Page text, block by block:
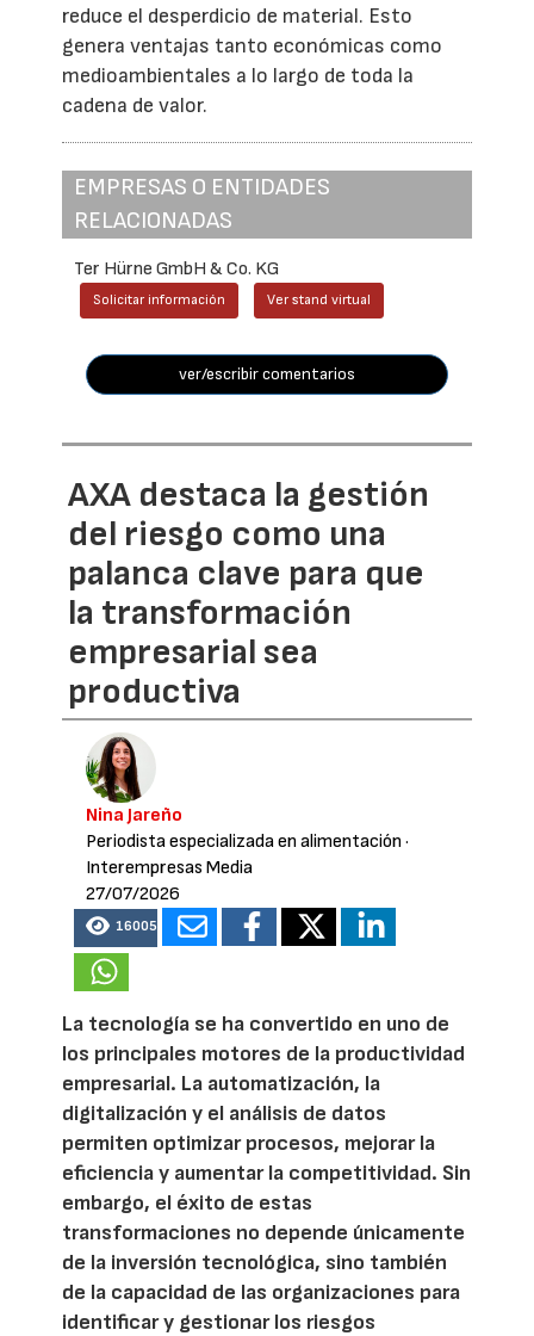
reduce el desperdicio de material. Esto
genera ventajas tanto económicas como
medioambientales a lo largo de toda la
cadena de valor.
EMPRESAS O ENTIDADES
RELACIONADAS
Ter Hürne GmbH & Co. KG
Solicitar información Ver stand virtual
ver/escribir comentarios
AXA destaca la gestión
del riesgo como una
palanca clave para que
la transformación
empresarial sea
productiva
Nina Jareño
Periodista especializada en alimentación ·
Interempresas Media
27/07/2026
16005
La tecnología se ha convertido en uno de
los principales motores de la productividad
empresarial. La automatización, la
digitalización y el análisis de datos
permiten optimizar procesos, mejorar la
eficiencia y aumentar la competitividad. Sin
embargo, el éxito de estas
transformaciones no depende únicamente
de la inversión tecnológica, sino también
de la capacidad de las organizaciones para
identificar y gestionar los riesgos